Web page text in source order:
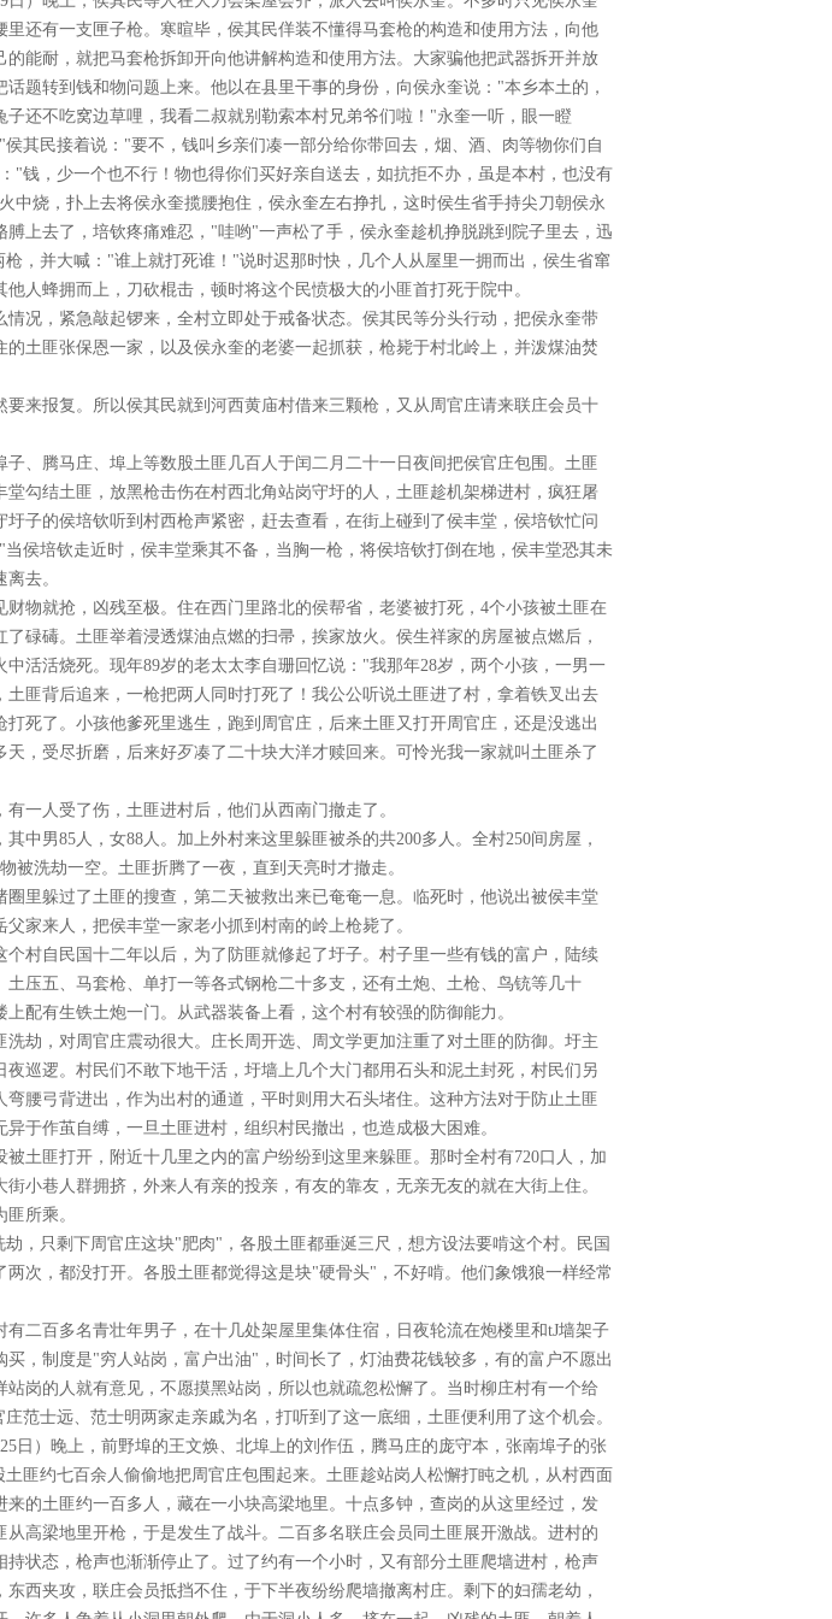
还有一支匣子枪。寒暄毕，侯其民佯装不懂得马套枪的构造和使用方法，向他
能耐，就把马套枪拆卸开向他讲解构造和使用方法。大家骗他把武器拆开并放
题转到钱和物问题上来。他以在县里干事的身份，向侯永奎说："本乡本土的，
还不吃窝边草哩，我看二叔就别勒索本村兄弟爷们啦！"永奎一听，眼一瞪
其民接着说："要不，钱叫乡亲们凑一部分给你带回去，烟、酒、肉等物你们自
"钱，少一个也不行！物也得你们买好亲自送去，如抗拒不办，虽是本村，也没有
中烧，扑上去将侯永奎揽腰抱住，侯永奎左右挣扎，这时侯生省手持尖刀朝侯永
上去了，培钦疼痛难忍，"哇哟"一声松了手，侯永奎趁机挣脱跳到院子里去，迅
，并大喊："谁上就打死谁！"说时迟那时快，几个人从屋里一拥而出，侯生省窜
人蜂拥而上，刀砍棍击，顿时将这个民愤极大的小匪首打死于院中。
况，紧急敲起锣来，全村立即处于戒备状态。侯其民等分头行动，把侯永奎带
土匪张保恩一家，以及侯永奎的老婆一起抓获，枪毙于村北岭上，并泼煤油焚
来报复。所以侯其民就到河西黄庙村借来三颗枪，又从周官庄请来联庄会员十
、腾马庄、埠上等数股土匪几百人于闰二月二十一日夜间把侯官庄包围。土匪
勾结土匪，放黑枪击伤在村西北角站岗守圩的人，土匪趁机架梯进村，疯狂屠
子的侯培钦听到村西枪声紧密，赶去查看，在街上碰到了侯丰堂，侯培钦忙问
侯培钦走近时，侯丰堂乘其不备，当胸一枪，将侯培钦打倒在地，侯丰堂恐其未
去。
物就抢，凶残至极。住在西门里路北的侯帮省，老婆被打死，4个小孩被土匪在
碌碡。土匪举着浸透煤油点燃的扫帚，挨家放火。侯生祥家的房屋被点燃后，
活活烧死。现年89岁的老太太李自珊回忆说："我那年28岁，两个小孩，一男一
匪背后追来，一枪把两人同时打死了！我公公听说土匪进了村，拿着铁叉出去
死了。小孩他爹死里逃生，跑到周官庄，后来土匪又打开周官庄，还是没逃出
，受尽折磨，后来好歹凑了二十块大洋才赎回来。可怜光我一家就叫土匪杀了
一人受了伤，土匪进村后，他们从西南门撤走了。
中男85人，女88人。加上外村来这里躲匪被杀的共200多人。全村250间房屋，
被洗劫一空。土匪折腾了一夜，直到天亮时才撤走。
里躲过了土匪的搜查，第二天被救出来已奄奄一息。临死时，他说出被侯丰堂
家来人，把侯丰堂一家老小抓到村南的岭上枪毙了。
村自民国十二年以后，为了防匪就修起了圩子。村子里一些有钱的富户，陆续
压五、马套枪、单打一等各式钢枪二十多支，还有土炮、土枪、鸟铳等几十
配有生铁土炮一门。从武器装备上看，这个村有较强的防御能力。
劫，对周官庄震动很大。庄长周开选、周文学更加注重了对土匪的防御。圩主
巡逻。村民们不敢下地干活，圩墙上几个大门都用石头和泥土封死，村民们另
腰弓背进出，作为出村的通道，平时则用大石头堵住。这种方法对于防止土匪
于作茧自缚，一旦土匪进村，组织村民撤出，也造成极大困难。
土匪打开，附近十几里之内的富户纷纷到这里来躲匪。那时全村有720口人，加
小巷人群拥挤，外来人有亲的投亲，有友的靠友，无亲无友的就在大街上住。
所乘。
，只剩下周官庄这块"肥肉"，各股土匪都垂涎三尺，想方设法要啃这个村。民国
次，都没打开。各股土匪都觉得这是块"硬骨头"，不好啃。他们象饿狼一样经常
二百多名青壮年男子，在十几处架屋里集体住宿，日夜轮流在炮楼里和tJ墙架子
，制度是"穷人站岗，富户出油"，时间长了，灯油费花钱较多，有的富户不愿出
岗的人就有意见，不愿摸黑站岗，所以也就疏忽松懈了。当时柳庄村有一个给
范士远、范士明两家走亲戚为名，打听到了这一底细，土匪便利用了这个机会。
日）晚上，前野埠的王文焕、北埠上的刘作伍，腾马庄的庞守本，张南埠子的张
匪约七百余人偷偷地把周官庄包围起来。土匪趁站岗人松懈打盹之机，从村西面
的土匪约一百多人，藏在一小块高梁地里。十点多钟，查岗的从这里经过，发
高梁地里开枪，于是发生了战斗。二百多名联庄会员同土匪展开激战。进村的
状态，枪声也渐渐停止了。过了约有一个小时，又有部分土匪爬墙进村，枪声
西夹攻，联庄会员抵挡不住，于下半夜纷纷爬墙撤离村庄。剩下的妇孺老幼，